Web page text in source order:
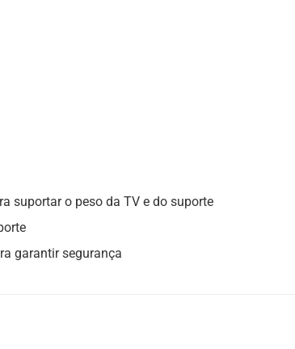
suportar o peso da TV e do suporte
garantir segurança